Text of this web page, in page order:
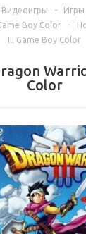
Видеоигры - Игры
Boy Color
-
III Game Boy Color
Color